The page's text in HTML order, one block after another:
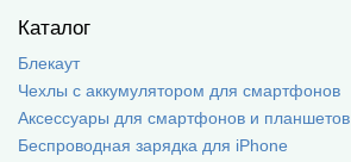
Каталог
Блекаут
Чехлы с аккумулятором для смартфонов
Аксессуары для смартфонов и планшетов
Беспроводная зарядка для iPhone